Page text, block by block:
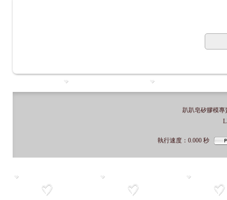
趴趴皂矽膠模專
執行速度 ：0.000 秒